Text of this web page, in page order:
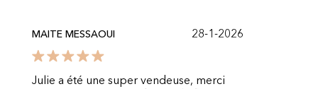
MAITE MESSAOUI 28-1-2026
Julie a été une super vendeuse, merci